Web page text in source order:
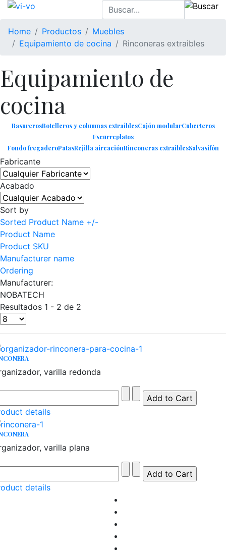
Home Productos
Muebles
Equipamiento de cocina
Rinconeras extraibles
Equipamiento de
cocina
BasurerosBotelleros y columnas extraíblesCajón modularCuberteros
Escurreplatos
Fondo fregaderoPatasRejilla aireaciónRinconeras extraiblesSalvasifón
Fabricante
Acabado
Sort by
Sorted Product Name +/-
Product Name
Product SKU
Manufacturer name
Ordering
Manufacturer:
NOBATECH
Resultados 1 - 2 de 2
varilla redonda
details
varilla plana
details